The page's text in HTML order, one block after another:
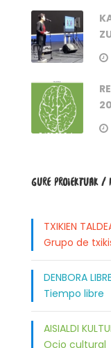
GURE
TXIKIEN
Grupo de
DENBORA
Tiempo libre
AISIALDI
Ocio cultural